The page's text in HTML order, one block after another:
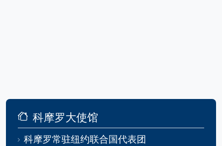
科摩罗大使馆
科摩罗常驻纽约联合国代表团